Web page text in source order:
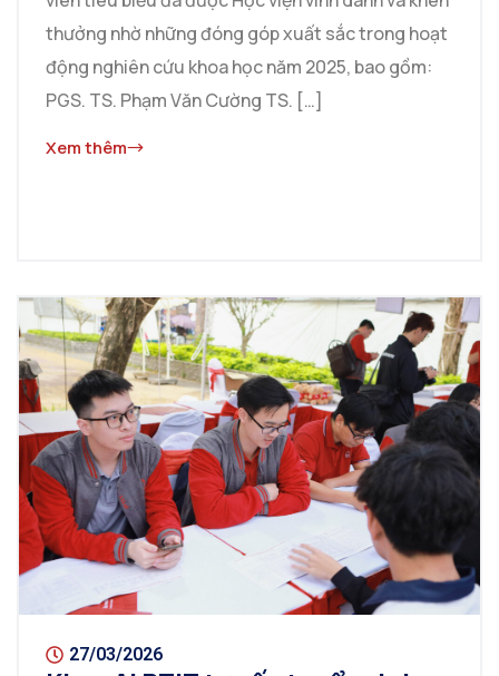
thưởng nhờ những đóng góp xuất sắc trong hoạt
động nghiên cứu khoa học năm 2025, bao gồm:
PGS. TS. Phạm Văn Cường TS. […]
Xem thêm
27/03/2026